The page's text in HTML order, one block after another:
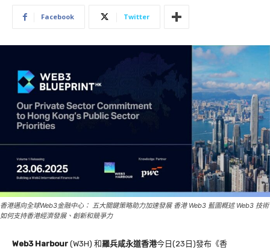
Facebook Twitter
香港邁向全球Web3金融中心： 五大關鍵策略助力加速發展 香港 Web3 藍圖概述 Web3 技術
如何支持香港經濟發展、創新和競爭力
Web3 Harbour (W3H) 和羅兵咸永道香港今日(23日)發布《香